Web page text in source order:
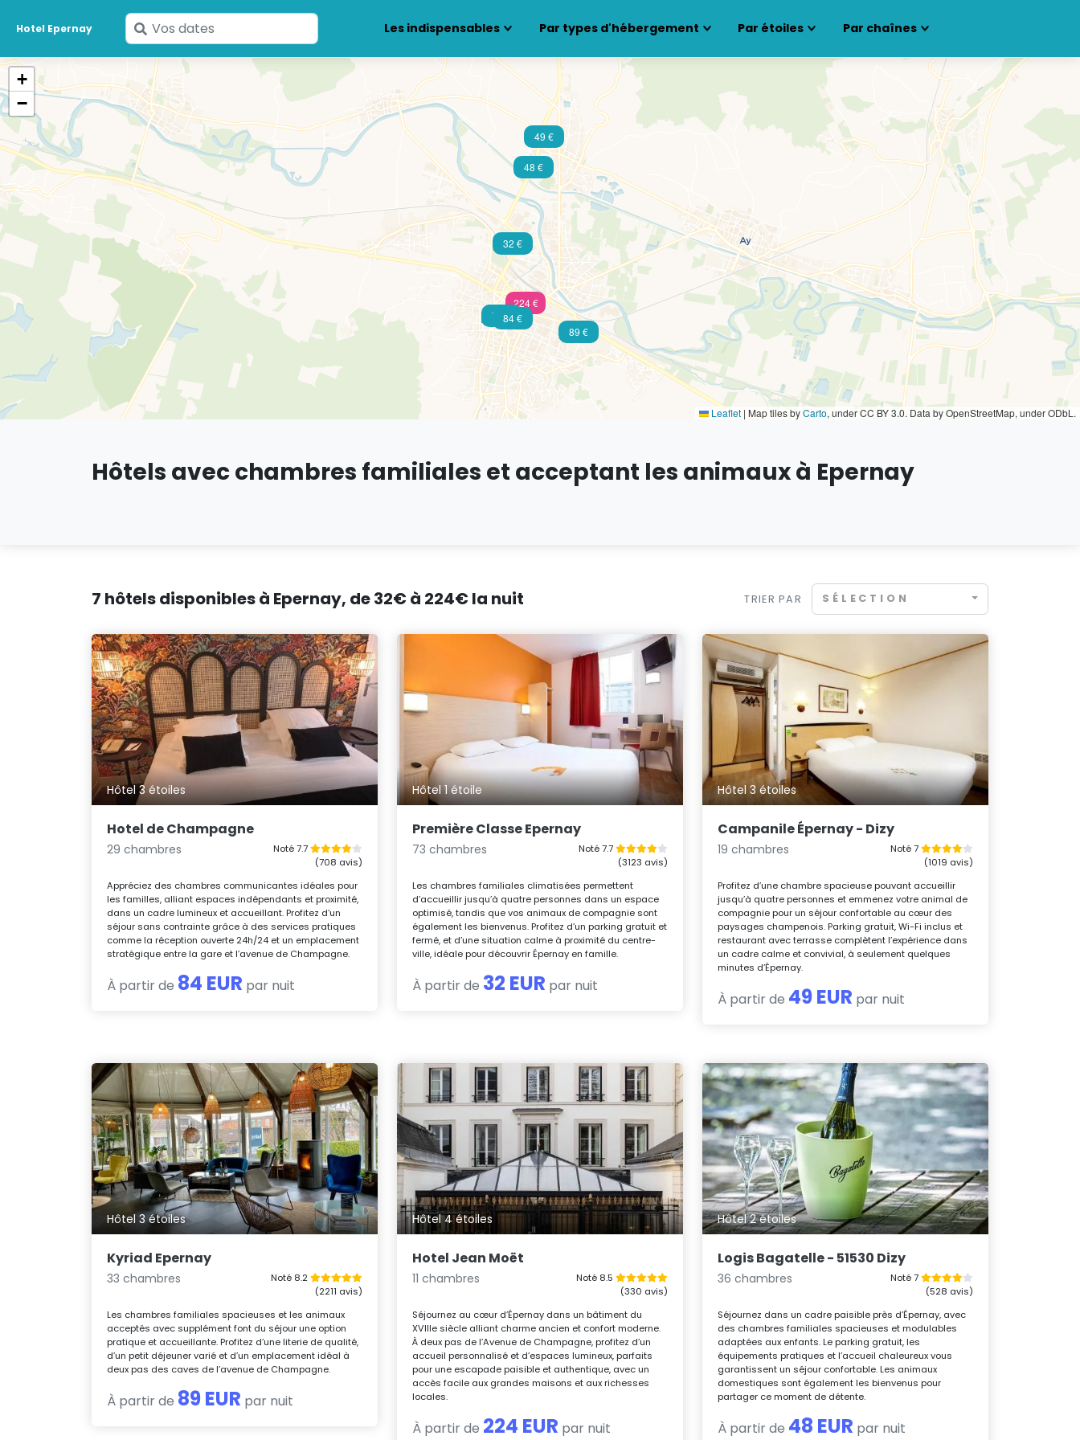
Hotel Epernay
Saisissez
vos
dates
Les indispensables Par types d'hébergement Par étoiles Par chaînes
224 €
84 €
32 €
49 €
89 €
48 €
74 €
+
−
Leaflet | Map tiles byCarto, under CC BY 3.0. Data by OpenStreetMap, under ODbL.
Hôtels avec chambres familiales et acceptant les animaux à Epernay
7 hôtels disponibles à Epernay, de 32€ à 224€ la nuit TRIER PAR SÉLECTION
Hôtel 3 étoiles
Hotel de Champagne
29 chambres
Noté 7.7
(708 avis)
Appréciez des chambres communicantes idéales pour
les familles, alliant espaces indépendants et proximité,
dans un cadre lumineux et accueillant. Profitez d’un
séjour sans contrainte grâce à des services pratiques
comme la réception ouverte 24h/24 et un emplacement
stratégique entre la gare et l’avenue de Champagne.
À partir de 84 EUR par nuit
Hôtel 1 étoile
Première Classe Epernay
73 chambres
Noté 7.7
(3123 avis)
Les chambres familiales climatisées permettent
d’accueillir jusqu’à quatre personnes dans un espace
optimisé, tandis que vos animaux de compagnie sont
également les bienvenus. Profitez d’un parking gratuit et
fermé, et d’une situation calme à proximité du centre-
ville, idéale pour découvrir Épernay en famille.
À partir de 32 EUR par nuit
Hôtel 3 étoiles
Campanile Épernay - Dizy
19 chambres
Noté 7
(1019 avis)
Profitez d’une chambre spacieuse pouvant accueillir
jusqu’à quatre personnes et emmenez votre animal de
compagnie pour un séjour confortable au cœur des
paysages champenois. Parking gratuit, Wi-Fi inclus et
restaurant avec terrasse complètent l’expérience dans
un cadre calme et convivial, à seulement quelques
minutes d’Épernay.
À partir de 49 EUR par nuit
Hôtel 3 étoiles
Kyriad Epernay
33 chambres
Noté 8.2
(2211 avis)
Les chambres familiales spacieuses et les animaux
acceptés avec supplément font du séjour une option
pratique et accueillante. Profitez d’une literie de qualité,
d’un petit déjeuner varié et d’un emplacement idéal à
deux pas des caves de l’avenue de Champagne.
À partir de 89 EUR par nuit
Hôtel 4 étoiles
Hotel Jean Moët
11 chambres
Noté 8.5
(330 avis)
Séjournez au cœur d’Épernay dans un bâtiment du
XVIIIe siècle alliant charme ancien et confort moderne.
À deux pas de l’Avenue de Champagne, profitez d’un
accueil personnalisé et d’espaces lumineux, parfaits
pour une escapade paisible et authentique, avec un
accès facile aux grandes maisons et aux richesses
locales.
À partir de 224 EUR par nuit
Hôtel 2 étoiles
Logis Bagatelle - 51530 Dizy
36 chambres
Noté 7
(528 avis)
Séjournez dans un cadre paisible près d’Épernay, avec
des chambres familiales spacieuses et modulables
adaptées aux enfants. Le parking gratuit, les
équipements pratiques et l’accueil chaleureux vous
garantissent un séjour confortable. Les animaux
domestiques sont également les bienvenus pour
partager ce moment de détente.
À partir de 48 EUR par nuit